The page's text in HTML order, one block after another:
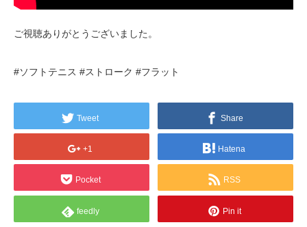
ご視聴ありがとうございました。
#ソフトテニス #ストローク #フラット
Tweet Share
+1 Hatena
Pocket RSS
feedly Pin it